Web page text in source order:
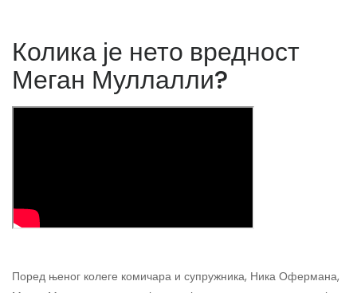
Колика је нето вредност
Меган Муллалли?
Поред њеног колеге комичара и супружника, Ника Офермана,